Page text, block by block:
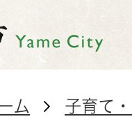
ム 子育て